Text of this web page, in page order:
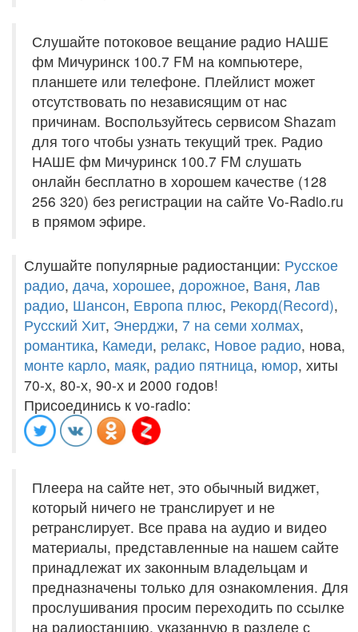
Слушайте потоковое вещание радио НАШЕ
фм Мичуринск 100.7 FM на компьютере,
планшете или телефоне. Плейлист может
отсутствовать по независящим от нас
причинам. Воспользуйтесь сервисом Shazam
для того чтобы узнать текущий трек. Радио
НАШЕ фм Мичуринск 100.7 FM слушать
онлайн бесплатно в хорошем качестве (128
256 320) без регистрации на сайте Vo-Radio.ru
в прямом эфире.
Слушайте популярные радиостанции: Русское
радио, дача, хорошее, дорожное, Ваня, Лав
радио, Шансон, Европа плюс, Рекорд(Record),
Русский Хит, Энерджи, 7 на семи холмах,
романтика, Камеди, релакс, Новое радио, нова,
монте карло, маяк, радио пятница, юмор, хиты
70-х, 80-х, 90-х и 2000 годов!
Присоединись к vo-radio:
Плеера на сайте нет, это обычный виджет,
который ничего не транслирует и не
ретранслирует. Все права на аудио и видео
материалы, представленные на нашем сайте
принадлежат их законным владельцам и
предназначены только для ознакомления. Для
прослушивания просим переходить по ссылке
на радиостанцию, указанную в разделе с